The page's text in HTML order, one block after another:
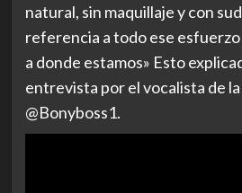
natural, sin maquillaje y con
referencia a todo ese
a donde estamos» Esto
entrevista por el vocalista de
@Bonyboss1.